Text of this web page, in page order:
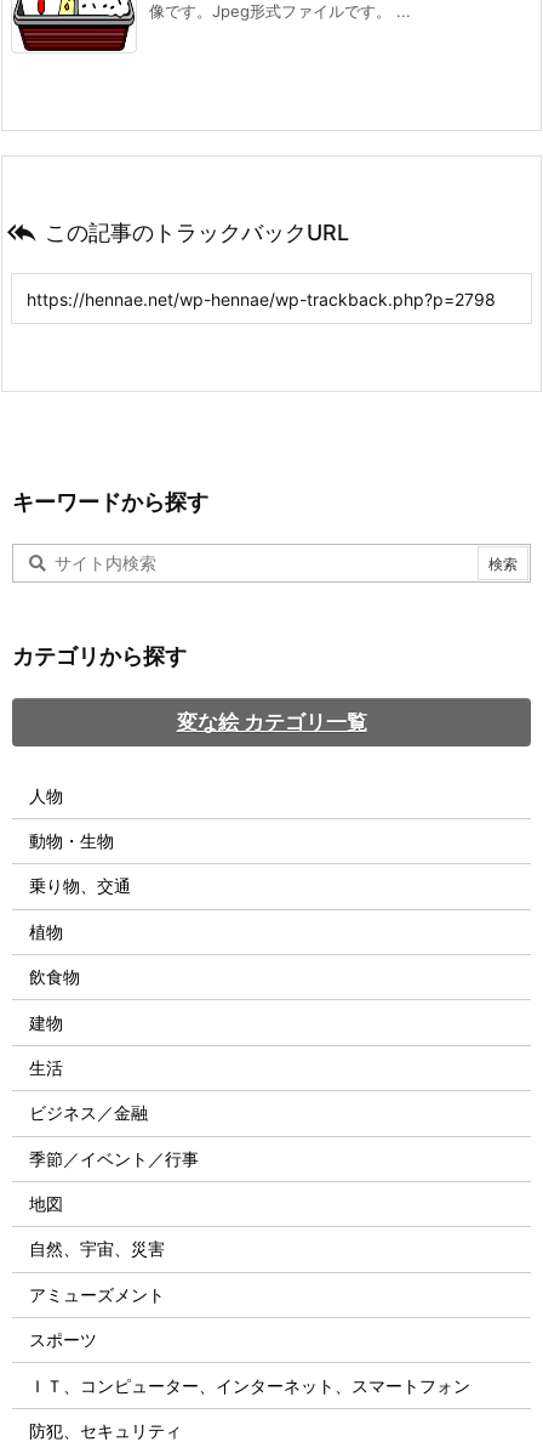
像です。Jpeg形式ファイルです。 ...
 この記事のトラックバックURL
キーワードから探す
カテゴリから探す
変な絵 カテゴリ一覧
人物
動物・生物
乗り物、交通
植物
飲食物
建物
生活
ビジネス／金融
季節／イベント／行事
地図
自然、宇宙、災害
アミューズメント
スポーツ
ＩＴ、コンピューター、インターネット、スマートフォン
防犯、セキュリティ